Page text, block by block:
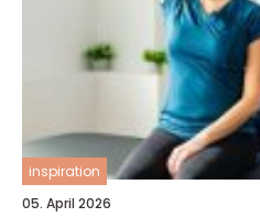
inspiration
05. April 2026